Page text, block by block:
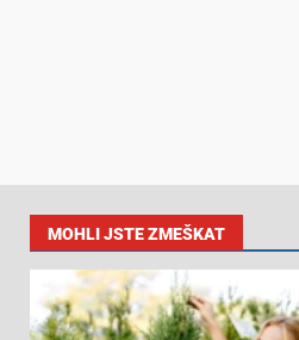
MOHLI JSTE ZMEŠKAT